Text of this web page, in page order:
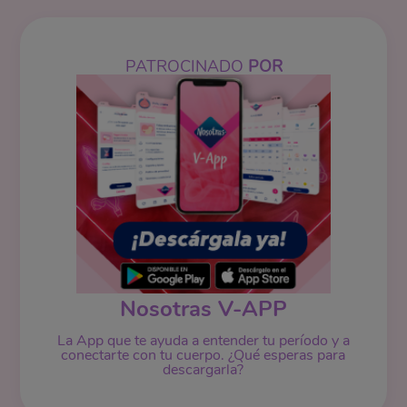
PATROCINADO POR
Nosotras V-APP
La App que te ayuda a entender tu período y a
conectarte con tu cuerpo. ¿Qué esperas para
descargarla?